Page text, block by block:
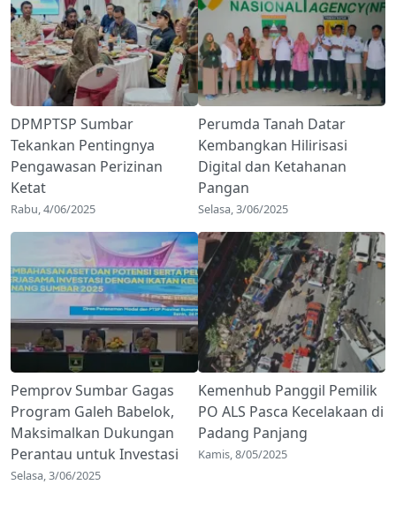
DPMPTSP Sumbar
Tekankan Pentingnya
Pengawasan Perizinan
Ketat
Rabu, 4/06/2025
Perumda Tanah Datar
Kembangkan Hilirisasi
Digital dan Ketahanan
Pangan
Selasa, 3/06/2025
Pemprov Sumbar Gagas
Program Galeh Babelok,
Maksimalkan Dukungan
Perantau untuk Investasi
Selasa, 3/06/2025
Kemenhub Panggil Pemilik
PO ALS Pasca Kecelakaan di
Padang Panjang
Kamis, 8/05/2025